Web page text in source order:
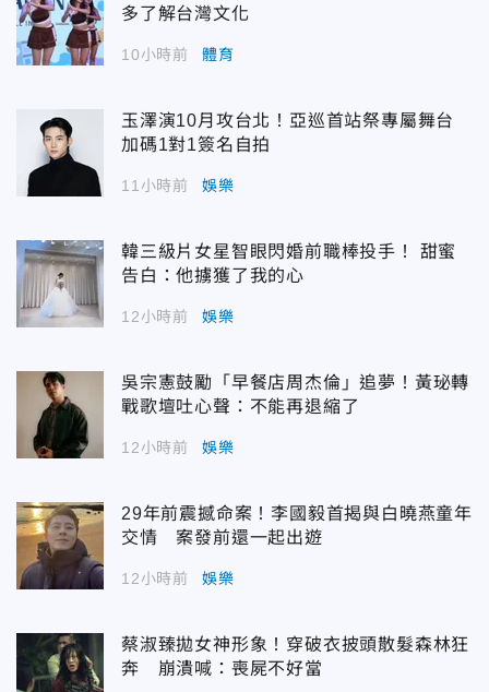
多了解台灣文化
10小時前 體育
玉澤演10月攻台北！亞巡首站祭專屬舞台
加碼1對1簽名自拍
11小時前 娛樂
韓三級片女星智眼閃婚前職棒投手！ 甜蜜
告白：他擄獲了我的心
12小時前 娛樂
吳宗憲鼓勵「早餐店周杰倫」追夢！黃珌轉
戰歌壇吐心聲：不能再退縮了
12小時前 娛樂
29年前震撼命案！李國毅首揭與白曉燕童年
交情 案發前還一起出遊
12小時前 娛樂
蔡淑臻拋女神形象！穿破衣披頭散髮森林狂
奔 崩潰喊：喪屍不好當